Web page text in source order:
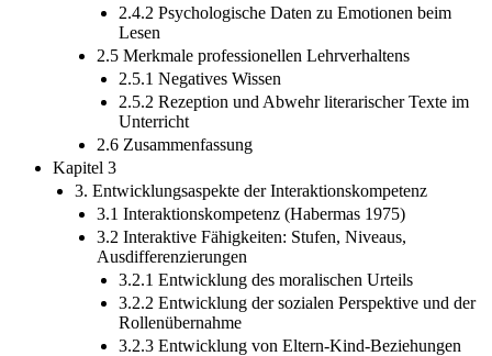
2.4.2 Psychologische Daten zu Emotionen beim
Lesen
2.5 Merkmale professionellen Lehrverhaltens
2.5.1 Negatives Wissen
2.5.2 Rezeption und Abwehr literarischer Texte im
Unterricht
2.6 Zusammenfassung
Kapitel 3
3. Entwicklungsaspekte der Interaktionskompetenz
3.1 Interaktionskompetenz (Habermas 1975)
3.2 Interaktive Fähigkeiten: Stufen, Niveaus,
Ausdifferenzierungen
3.2.1 Entwicklung des moralischen Urteils
3.2.2 Entwicklung der sozialen Perspektive und der
Rollenübernahme
3.2.3 Entwicklung von Eltern-Kind-Beziehungen